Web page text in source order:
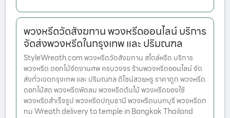
พวงหรีดวัดสังฆทาน พวงหรีดออนไลน์ บริการ
จัดส่งพวงหรีดในกรุงเทพ และ ปริมณฑล
StyleWreath.com พวงหรีดวัดสังฆทาน สไตล์หรีด บริการ
พวงหรีด ดอกไม้จัดงานศพ ครบวงจร ร้านพวงหรีดออนไลน์ จัด
ส่งทั่วเขตกรุงเทพ และ ปริมณฑล ดีไซน์สวยหรู ราคาถูก พวงหรีด
ดอกไม้สด พวงหรีดพัดลม พวงหรีดต้นไม้ พวงหรีดของใช้
พวงหรีดสำเร็จรูป พวงหรีดปทุมธานี พวงหรีดนนทบุรี พวงหรีดก
ทม Wreath delivery to temple in Bangkok Thailand